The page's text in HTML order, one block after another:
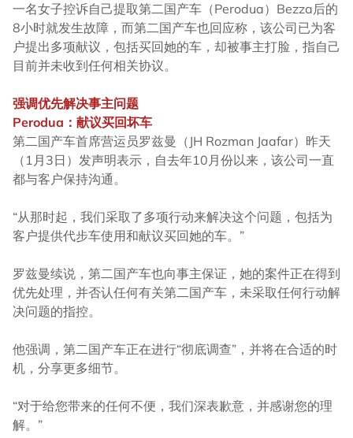
一名女子控诉自己提取第二国产车（Perodua）Bezza后的
8小时就发生故障，而第二国产车也回应称，该公司已为客
户提出多项献议，包括买回她的车，却被事主打脸，指自己
目前并未收到任何相关协议。
强调优先解决事主问题
Perodua：献议买回坏车
第二国产车首席营运员罗兹曼（JH Rozman Jaafar）昨天
（1月3日）发声明表示，自去年10月份以来，该公司一直
都与客户保持沟通。
“从那时起，我们采取了多项行动来解决这个问题，包括为
客户提供代步车使用和献议买回她的车。”
罗兹曼续说，第二国产车也向事主保证，她的案件正在得到
优先处理，并否认任何有关第二国产车，未采取任何行动解
决问题的指控。
他强调，第二国产车正在进行“彻底调查”，并将在合适的时
机，分享更多细节。
“对于给您带来的任何不便，我们深表歉意，并感谢您的理
解。”